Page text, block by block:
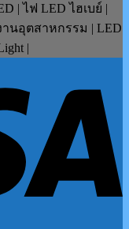
| ไฟ LED ไฮเบย์ |
นอุตสาหกรรม | LED
|